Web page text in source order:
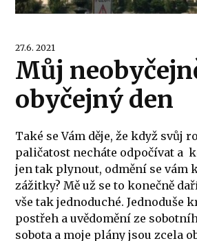
27.6. 2021
Můj
obyčejný den
Také se Vám děje, že když svůj
paličatost necháte odpočívat a
jen tak plynout, odmění se vám
zážitky? Mě už se to konečně
vše tak jednoduché. Jednoduše
postřeh a uvědomění ze
sobota a moje plány jsou zcela